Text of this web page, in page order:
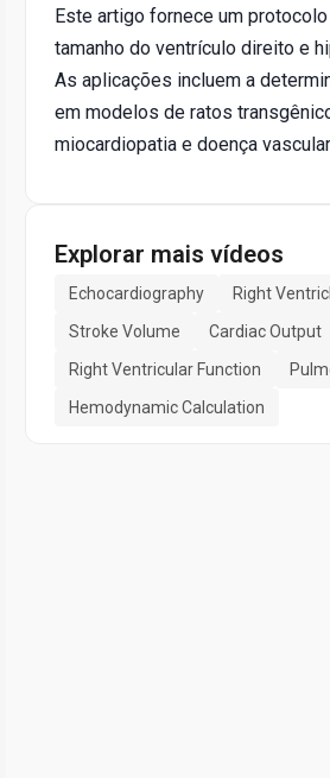
Este artigo fornece um
tamanho do ventrículo direito e
As aplicações incluem a
em modelos de ratos
miocardiopatia e doença
Explorar mais vídeos
Echocardiography Right
Stroke Volume
Cardiac Output
Right Ventricular Function
Hemodynamic Calculation